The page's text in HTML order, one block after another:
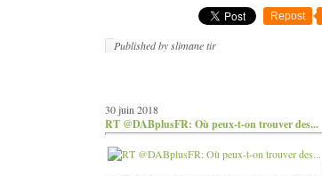
Repost
Published by slimane tir
30 juin 2018
RT @DABplusFR: Où peux-t-on trouver des...